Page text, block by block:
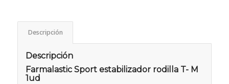
Descripción
Descripción
Farmalastic Sport estabilizador rodilla T- M
1ud